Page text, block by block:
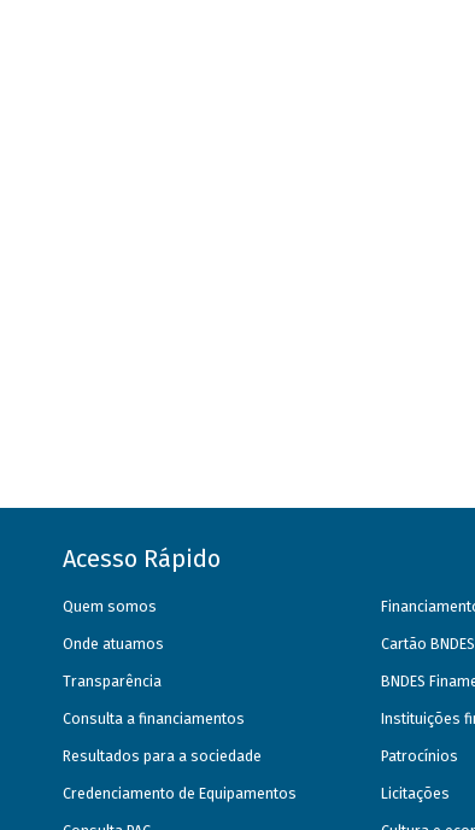
Acesso Rápido
Quem somos
Onde atuamos
Transparência
Consulta a financiamentos
Resultados para a sociedade
Credenciamento de Equipamentos
Cartão BNDES
BNDES
Instituições
Patrocínios
Licitações